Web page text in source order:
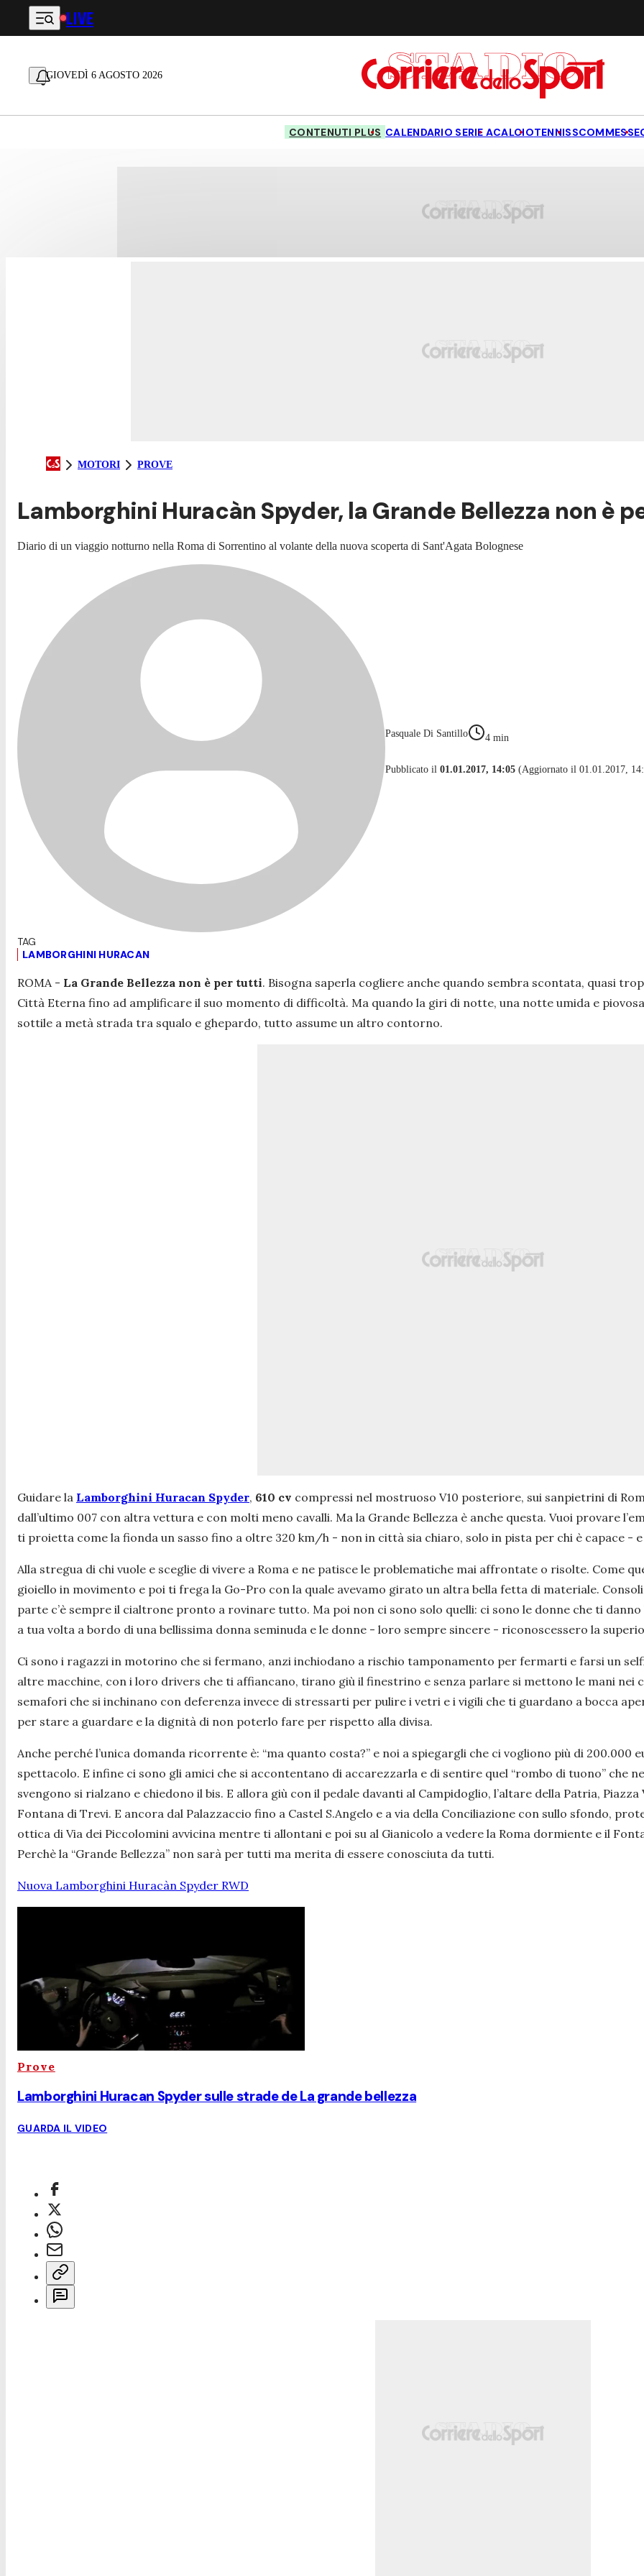
Vai al contenuto principale
LIVE
GIOVEDÌ 6 AGOSTO 2026
CONTENUTI PLUS CALENDARIO SERIE ACALCIOTENNISSCOMMESSE
MOTORI PROVE
Lamborghini Huracàn Spyder, la Grande Bellezza non è
Diario di un viaggio notturno nella Roma di Sorrentino al volante della nuova scoperta di Sant'Agata Bolognese
Pasquale Di Santillo 4 min
Pubblicato il 01.01.2017, 14:05 (Aggiornato il 01.01.2017,
LAMBORGHINI HURACAN
ROMA - La Grande Bellezza non è per tutti. Bisogna saperla cogliere anche quando sembra scontata, quasi
Città Eterna fino ad amplificare il suo momento di difficoltà. Ma quando la giri di notte, una notte umida e
sottile a metà strada tra squalo e ghepardo, tutto assume un altro contorno.
Guidare la Lamborghini Huracan Spyder, 610 cv compressi nel mostruoso V10 posteriore, sui sanpietrini di
dall’ultimo 007 con altra vettura e con molti meno cavalli. Ma la Grande Bellezza è anche questa. Vuoi provare
ti proietta come la fionda un sasso fino a oltre 320 km/h - non in città sia chiaro, solo in pista per chi è capace -
Alla stregua di chi vuole e sceglie di vivere a Roma e ne patisce le problematiche mai affrontate o risolte. Come
gioiello in movimento e poi ti frega la Go-Pro con la quale avevamo girato un altra bella fetta di materiale.
parte c’è sempre il cialtrone pronto a rovinare tutto. Ma poi non ci sono solo quelli: ci sono le donne che ti
a tua volta a bordo di una bellissima donna seminuda e le donne - loro sempre sincere - riconoscessero la
Ci sono i ragazzi in motorino che si fermano, anzi inchiodano a rischio tamponamento per fermarti e farsi un
altre macchine, con i loro drivers che ti affiancano, tirano giù il finestrino e senza parlare si mettono le mani nei
semafori che si inchinano con deferenza invece di stressarti per pulire i vetri e i vigili che ti guardano a bocca
per stare a guardare e la dignità di non poterlo fare per rispetto alla divisa.
Anche perché l’unica domanda ricorrente è: “ma quanto costa?” e noi a spiegargli che ci vogliono più di 200.000
spettacolo. E infine ci sono gli amici che si accontentano di accarezzarla e di sentire quel “rombo di tuono” che
svengono si rialzano e chiedono il bis. E allora giù con il pedale davanti al Campidoglio, l’altare della Patria,
Fontana di Trevi. E ancora dal Palazzaccio fino a Castel S.Angelo e a via della Conciliazione con sullo sfondo,
ottica di Via dei Piccolomini avvicina mentre ti allontani e poi su al Gianicolo a vedere la Roma dormiente e il
Perchè la “Grande Bellezza” non sarà per tutti ma merita di essere conosciuta da tutti.
Nuova Lamborghini Huracàn Spyder RWD
Prove
Lamborghini Huracan Spyder sulle strade de La grande bellezza
GUARDA IL VIDEO